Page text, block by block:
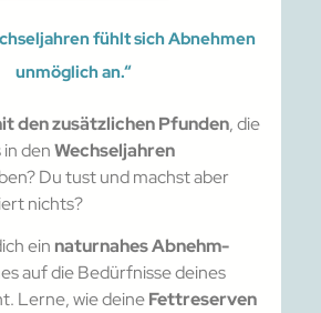
fühlt sich Abnehmen
unmöglich an.“
den zusätzlichen Pfunden, die
denWechseljahren
Du tust und machst aber
nichts?
ein naturnahes Abnehm-
auf die Bedürfnisse deines
Lerne, wie deineFettreserven